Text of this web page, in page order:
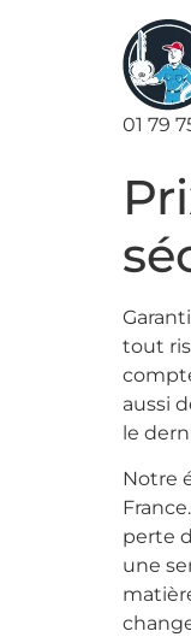
01 79
tout
aussi
le
Notre
perte
une